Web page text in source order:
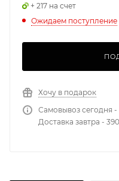
+ 217 на счет
Ожидаем поступление
Хочу в подарок
Самовывоз сегодня -
Доставка завтра -